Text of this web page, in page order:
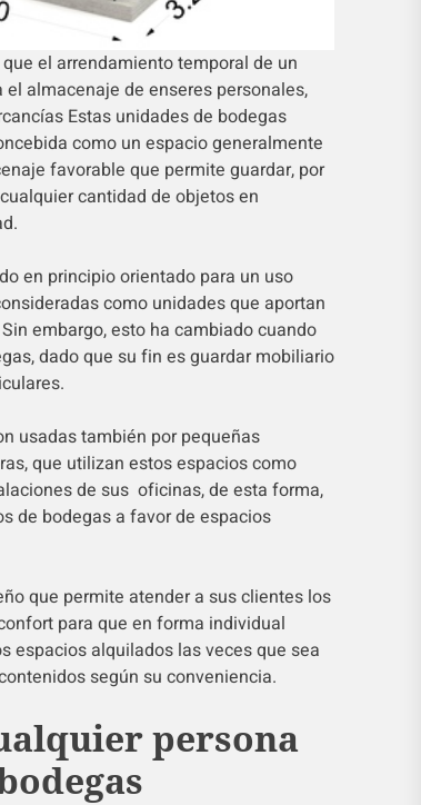
el arrendamiento temporal de un
almacenaje de enseres personales,
Estas unidades de bodegas
como un espacio generalmente
favorable que permite guardar, por
cantidad de objetos en
en principio orientado para un uso
como unidades que aportan
embargo, esto ha cambiado cuando
dado que su fin es guardar mobiliario
usadas también por pequeñas
que utilizan estos espacios como
de sus oficinas, de esta forma,
de bodegas a favor de espacios
que permite atender a sus clientes los
para que en forma individual
espacios alquilados las veces que sea
según su conveniencia.
persona